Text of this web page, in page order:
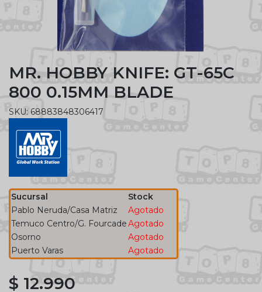
MR. HOBBY KNIFE: GT-65C
800 0.15MM BLADE
SKU: 68883848306417
Sucursal
Stock
Pablo Neruda/Casa Matriz
Agotado
Temuco Centro/G. FourcadeAgotado
Osorno
Agotado
Puerto Varas
Agotado
$ 12.990